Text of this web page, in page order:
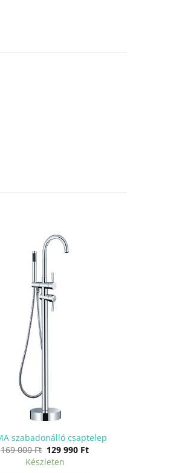
szabadonálló csaptelep
169 000Ft Original
price
was:
129 990 FtCurrent
Készleten